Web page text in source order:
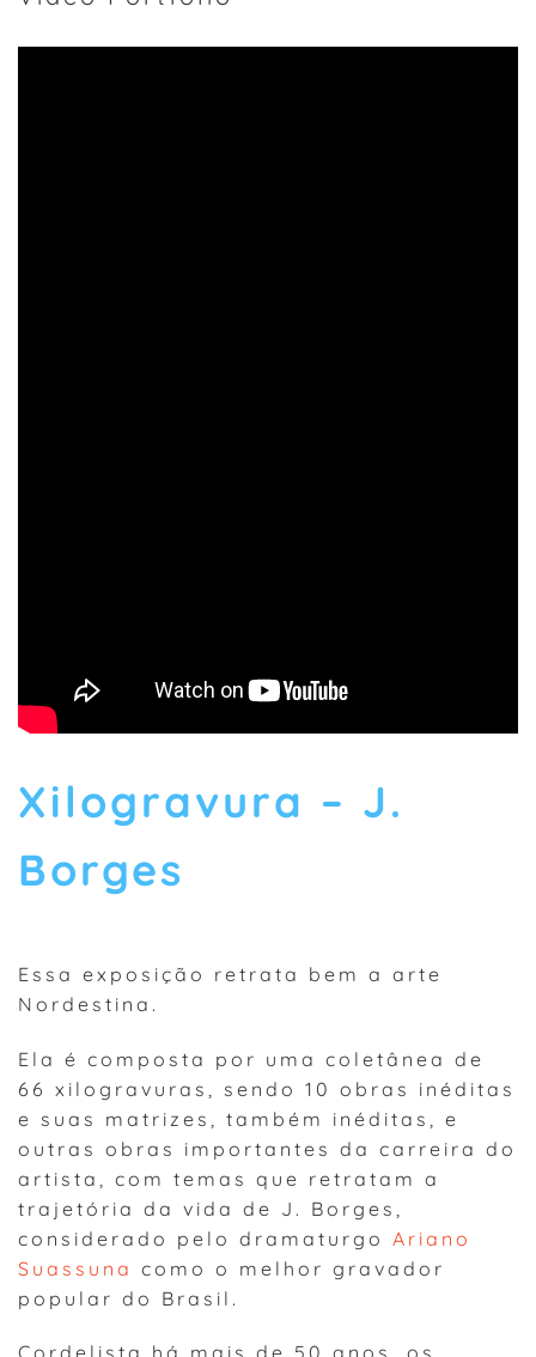
Xilogravura – J.
Borges
Essa exposição retrata bem a arte
Nordestina.
Ela é composta por uma coletânea de
66 xilogravuras, sendo 10 obras inéditas
e suas matrizes, também inéditas, e
outras obras importantes da carreira do
artista, com temas que retratam a
trajetória da vida de J. Borges,
considerado pelo dramaturgo Ariano
Suassuna como o melhor gravador
popular do Brasil.